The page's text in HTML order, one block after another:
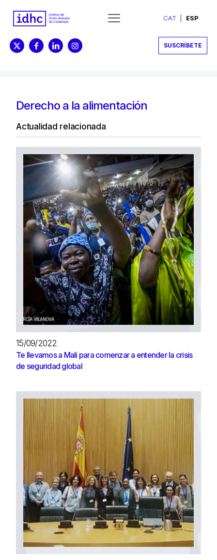
CAT ESP
SUSCRÍBETE
Derecho a la alimentación
Actualidad relacionada
15/09/2022
Te llevamos a Mali para comenzar a entender la crisis
de seguridad global